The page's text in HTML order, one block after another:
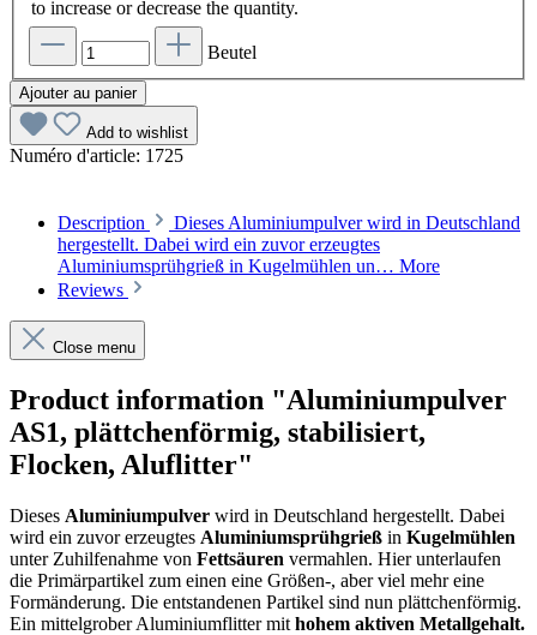
to increase or decrease the quantity.
Beutel
Ajouter au panier
Add to wishlist
Numéro d'article: 1725
Description
Dieses Aluminiumpulver wird in Deutschland
hergestellt. Dabei wird ein zuvor erzeugtes
Aluminiumsprühgrieß in Kugelmühlen un… More
Reviews
Close menu
Product information "Aluminiumpulver
AS1, plättchenförmig, stabilisiert,
Flocken, Aluflitter"
Dieses Aluminiumpulver wird in Deutschland hergestellt. Dabei
wird ein zuvor erzeugtes Aluminiumsprühgrieß in Kugelmühlen
unter Zuhilfenahme von Fettsäuren vermahlen. Hier unterlaufen
die Primärpartikel zum einen eine Größen-, aber viel mehr eine
Formänderung. Die entstandenen Partikel sind nun plättchenförmig.
Ein mittelgrober Aluminiumflitter mit hohem aktiven Metallgehalt.